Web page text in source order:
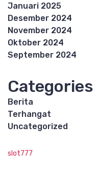
Januari 2025
Desember 2024
November 2024
Oktober 2024
September 2024
Categories
Berita
Terhangat
Uncategorized
slot777